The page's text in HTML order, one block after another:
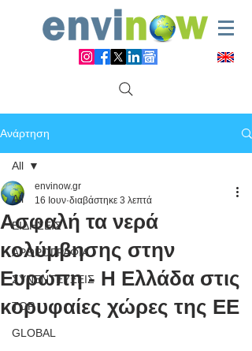
Ανάρτηση
All
ΕΙΔΗΣΕΙΣ
ΑΡΘΡΟΓΡΑΦΙΑ
ΣΥΝΕΝΤΕΥΞΕΙΣ
TOP
GLOBAL
All
Ασφαλή τα νερά
κολύμβησης στην
Ευρώπη - Η Ελλάδα στις
κορυφαίες χώρες της ΕΕ
envinow.gr
16 Ιουν διαβάστηκε 3 λεπτά